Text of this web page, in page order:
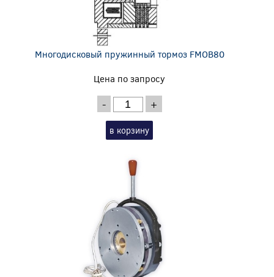
Многодисковый пружинный тормоз FMOB80
Цена по запросу
- +
в корзину